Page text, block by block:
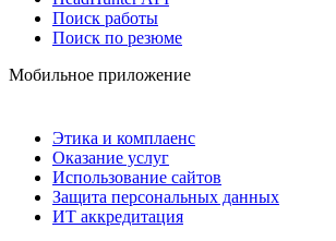
Поиск работы
Поиск по резюме
Мобильное приложение
Этика и комплаенс
Оказание услуг
Использование сайтов
Защита персональных данных
ИТ аккредитация